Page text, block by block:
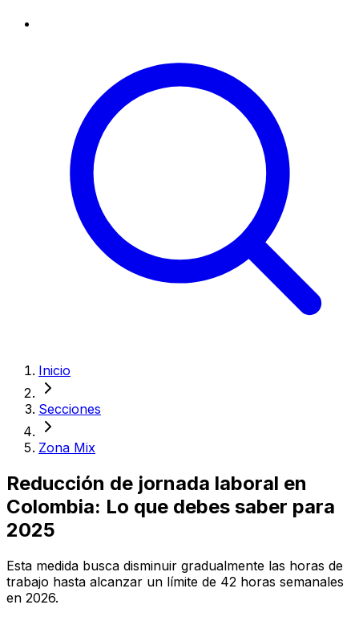
Inicio
Secciones
Zona Mix
Reducción de jornada laboral en
Colombia: Lo que debes saber para
2025
Esta medida busca disminuir gradualmente las horas de
trabajo hasta alcanzar un límite de 42 horas semanales
en 2026.